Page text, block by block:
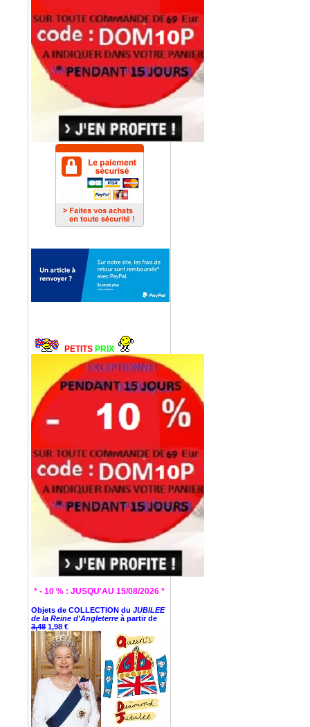
PETITS PRIX
* - 10 % : JUSQU'AU 15/08/2026 *
Objets de COLLECTION du JUBILEE
de la Reine d'Angleterre à partir de
3,48 1,98 €